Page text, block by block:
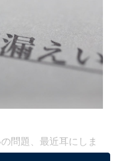
問題、最近耳にしま